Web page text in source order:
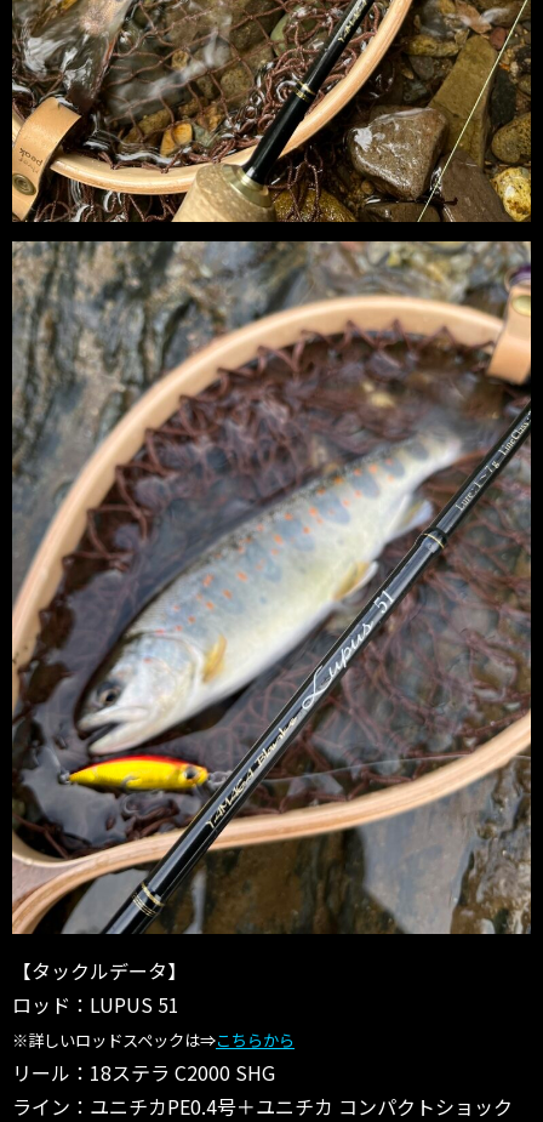
【タックルデータ】
ロッド：LUPUS 51
※詳しいロッドスペックは⇒こちらから
リール：18ステラ C2000 SHG
ライン：ユニチカPE0.4号＋ユニチカ コンパクトショック